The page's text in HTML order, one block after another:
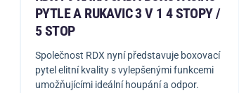
PYTLE A RUKAVIC 3 V 1 4 STOPY /
5 STOP
Společnost RDX nyní představuje boxovací
pytel elitní kvality s vylepšenými funkcemi
umožňujícími ideální houpání a odpor.